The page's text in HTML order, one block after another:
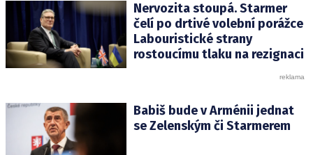
Nervozita stoupá. Starmer
čelí po drtivé volební porážce
Labouristické strany
rostoucímu tlaku na rezignaci
Babiš bude v Arménii jednat
se Zelenským či Starmerem